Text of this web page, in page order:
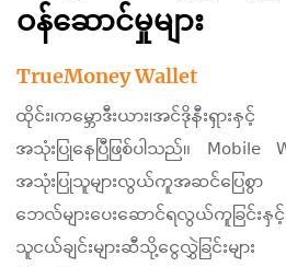
ဝန်ဆောင်မှုများ
TrueMoney Wallet
ထိုင်း၊ကမ္ဘောဒီးယား၊အင်ဒိုနီး
အသုံးပြုနေပြီဖြစ်ပါသည်။ Mobile
အသုံးပြုသူများလွယ်ကူအဆင်ပြေစွာ ဖု
ဘေလ်များပေးဆောင်ရလွယ်ကူခြင်း
သူငယ်ချင်းများဆီသို့ငွေလွှဲခြင်း